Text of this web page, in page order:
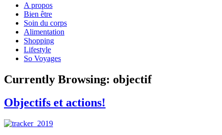
A propos
Bien être
Soin du corps
Alimentation
Shopping
Lifestyle
So Voyages
Currently Browsing: objectif
Objectifs et actions!